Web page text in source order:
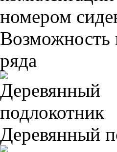
Возможность
ряда
Деревянный